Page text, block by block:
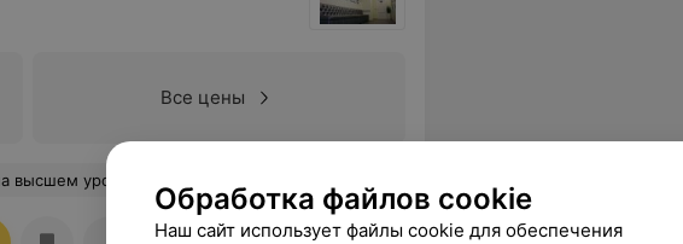
Все цены
спасибо врачу УЗД Слизевич Татьяне Николаевне.
178
Обработка файлов cookie
Наш сайт использует файлы cookie для обеспечения